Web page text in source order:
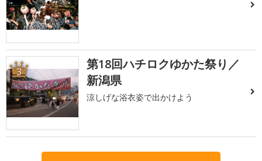
3
第18回ハチロクゆかた祭り／
新潟県
涼しげな浴衣姿で出かけよう